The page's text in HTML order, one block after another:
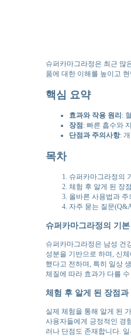
슈퍼카마그라정은 최근 많
품에 대한 이해를 높이고
핵심 요약
효과와 작용 원리:
장점: 빠른 흡수와
단점과 주의사항:
목차
슈퍼카마그라정의
체험 후 알게 된 장
올바른 사용법과 주
자주 묻는 질문
슈퍼카마그라정의 기
슈퍼카마그라정은 남성 건
성분을 기반으로 하며, 신
했다고 전하며, 특히 일상
체질에 따라 효과가 다를
체험 후 알게 된 장점과
실제 체험을 통해 알게 된
사용자들에게 긍정적인 경
러나 단점도 존재합니다.